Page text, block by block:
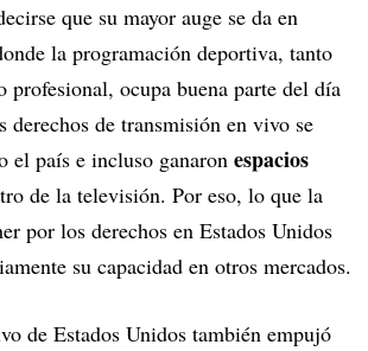
que su mayor auge se da en
la programación deportiva, tanto
profesional, ocupa buena parte del día
derechos de transmisión en vivo se
el país e incluso ganaron espacios
de la televisión. Por eso, lo que la
por los derechos en Estados Unidos
su capacidad en otros mercados.
de Estados Unidos también empujó